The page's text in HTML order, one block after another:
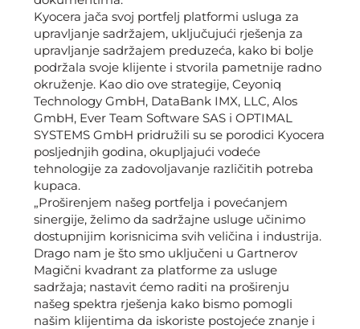
Kyocera jača svoj portfelj platformi usluga za
upravljanje sadržajem, uključujući rješenja za
upravljanje sadržajem preduzeća, kako bi bolje
podržala svoje klijente i stvorila pametnije radno
okruženje. Kao dio ove strategije, Ceyoniq
Technology GmbH, DataBank IMX, LLC, Alos
GmbH, Ever Team Software SAS i OPTIMAL
SYSTEMS GmbH pridružili su se porodici Kyocera
posljednjih godina, okupljajući vodeće
tehnologije za zadovoljavanje različitih potreba
kupaca.
„Proširenjem našeg portfelja i povećanjem
sinergije, želimo da sadržajne usluge učinimo
dostupnijim korisnicima svih veličina i industrija.
Drago nam je što smo uključeni u Gartnerov
Magični kvadrant za platforme za usluge
sadržaja; nastavit ćemo raditi na proširenju
našeg spektra rješenja kako bismo pomogli
našim klijentima da iskoriste postojeće znanje i